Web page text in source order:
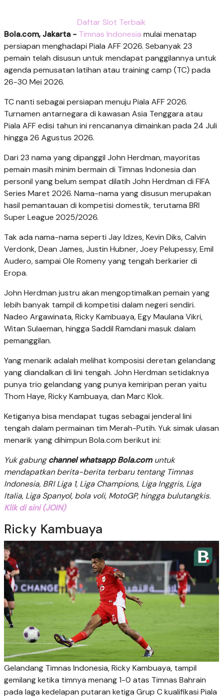
Daftar Slot Terbaik
Bola.com, Jakarta - Timnas Indonesia mulai menatap
persiapan menghadapi Piala AFF 2026. Sebanyak 23
pemain telah disusun untuk mendapat panggilannya untuk
agenda pemusatan latihan atau training camp (TC) pada
26-30 Mei 2026.
TC nanti sebagai persiapan menuju Piala AFF 2026.
Turnamen antarnegara di kawasan Asia Tenggara atau
Piala AFF edisi tahun ini rencananya dimainkan pada 24 Juli
hingga 26 Agustus 2026.
Dari 23 nama yang dipanggil John Herdman, mayoritas
pemain masih minim bermain di Timnas Indonesia dan
personil yang belum sempat dilatih John Herdman di FIFA
Series Maret 2026. Nama-nama yang disusun merupakan
hasil pemantauan di kompetisi domestik, terutama BRI
Super League 2025/2026.
Tak ada nama-nama seperti Jay Idzes, Kevin Diks, Calvin
Verdonk, Dean James, Justin Hubner, Joey Pelupessy, Emil
Audero, sampai Ole Romeny yang tengah berkarier di
Eropa.
John Herdman justru akan mengoptimalkan pemain yang
lebih banyak tampil di kompetisi dalam negeri sendiri.
Nadeo Argawinata, Ricky Kambuaya, Egy Maulana Vikri,
Witan Sulaeman, hingga Saddil Ramdani masuk dalam
pemanggilan.
Yang menarik adalah melihat komposisi deretan gelandang
yang diandalkan di lini tengah. John Herdman setidaknya
punya trio gelandang yang punya kemiripan peran yaitu
Thom Haye, Ricky Kambuaya, dan Marc Klok.
Ketiganya bisa mendapat tugas sebagai jenderal lini
tengah dalam permainan tim Merah-Putih. Yuk simak ulasan
menarik yang dihimpun Bola.com berikut ini:
Yuk gabungchannel whatsapp Bola.comuntuk
mendapatkan berita-berita terbaru tentang Timnas
Indonesia, BRI Liga 1, Liga Champions, Liga Inggris, Liga
Italia, Liga Spanyol, bola voli, MotoGP, hingga bulutangkis.
Klik di sini (JOIN)
Ricky Kambuaya
Gelandang Timnas Indonesia, Ricky Kambuaya, tampil
gemilang ketika timnya menang 1-0 atas Timnas Bahrain
pada laga kedelapan putaran ketiga Grup C kualifikasi Piala